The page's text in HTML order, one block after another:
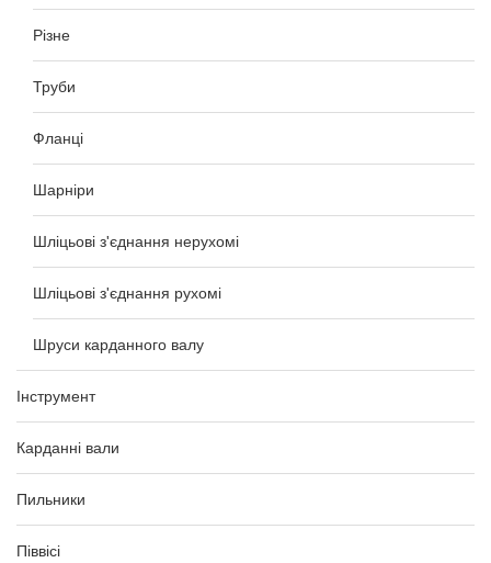
Різне
Труби
Фланці
Шарніри
Шліцьові з'єднання нерухомі
Шліцьові з'єднання рухомі
Шруси карданного валу
Інструмент
Карданні вали
Пильники
Піввісі